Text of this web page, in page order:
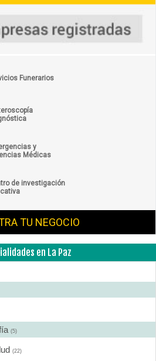
Funerarios
y
Médicas
de investigación
TU NEGOCIO
en La Paz
(5)
(22)